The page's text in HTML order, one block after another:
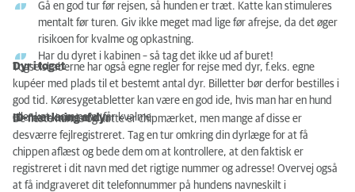
Gå en god tur før rejsen, så hunden er træt. Katte kan stimuleres
mentalt før turen. Giv ikke meget mad lige før afrejse, da det øger
risikoen for kvalme og opkastning.
Har du dyret i kabinen – så tag det ikke ud af buret!
Dyr i toget
Togselskaberne har også egne regler for rejse med dyr, f.eks. egne
kupéer med plads til et bestemt antal dyr. Billetter bør derfor bestilles i
god tid. Køresygetabletter kan være en god ide, hvis man har en hund
eller kat, som nemt får kvalme.
ID-mærkning af dyr
De fleste hunde og katte er chipmærket, men mange af disse er
desværre fejlregistreret. Tag en tur omkring din dyrlæge for at få
chippen aflæst og bede dem om at kontrollere, at den faktisk er
registreret i dit navn med det rigtige nummer og adresse! Overvej også
at få indgraveret dit telefonnummer på hundens navneskilt i